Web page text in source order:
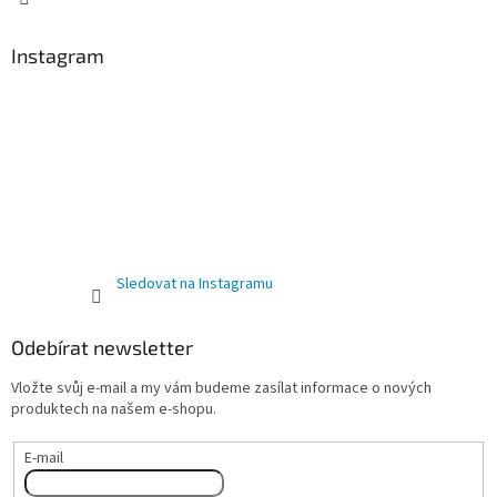
Instagram
Sledovat na Instagramu
Odebírat newsletter
Vložte svůj e-mail a my vám budeme zasílat informace o nových
produktech na našem e-shopu.
E-mail